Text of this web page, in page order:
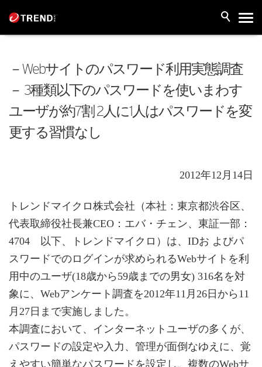
－Webサイトのパスワード利用実態調査
－ 3種類以下のパスワードを使いまわす
ユーザが約7割 2人に1人はパスワードを変
更する習慣なし
2012年12月14日
トレンドマイクロ株式会社（本社：東京都渋谷区、
代表取締役社長兼CEO：エバ・チェン、東証一部：
4704 以下、トレンドマイクロ）は、IDお よびパ
スワードでのログインが求められるWebサイトを利
用中のユーザ(18歳から59歳までの男女) 316名を対
象に、Webアンケート調査を2012年11月26日から11
月27日まで実施しました。
本調査において、インターネットユーザの多くが、
パスワードの設定や入力、管理が面倒なゆえに、覚
えやすい簡単なパスワードを設定し、複数のWebサ